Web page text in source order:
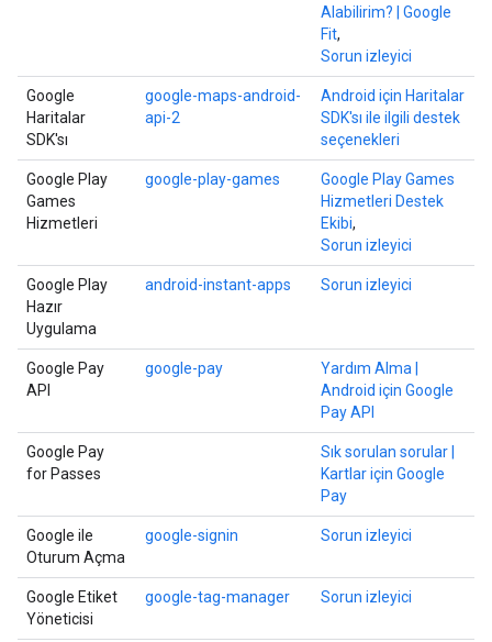
Alabilirim? | Google
Fit,
Sorun izleyici
Google
Haritalar
SDK'sı
google-maps-android-
api-2
Android için Haritalar
SDK'sı ile ilgili destek
seçenekleri
Google Play
Games
Hizmetleri
google-play-games
Google Play Games
Hizmetleri Destek
Ekibi,
Sorun izleyici
Google Play
Hazır
Uygulama
android-instant-apps Sorun izleyici
Google Pay
API
google-pay
Yardım Alma |
Android için Google
Pay API
Google Pay
for Passes
Sık sorulan sorular |
Kartlar için Google
Pay
Google ile
Oturum Açma
google-signin Sorun izleyici
Google Etiket
Yöneticisi
google-tag-manager Sorun izleyici